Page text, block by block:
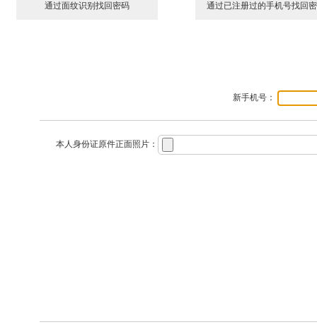
通过面纹识别找回密码
通过已注册过的手机号找回
新手机号：
本人身份证原件正面照片：